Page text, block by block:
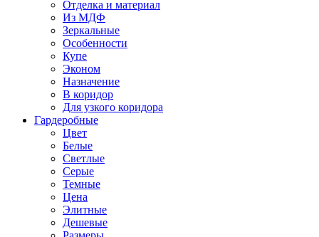
Отделка и материал
Из МДФ
Зеркальные
Особенности
Купе
Эконом
Назначение
В коридор
Для узкого коридора
Гардеробные
Цвет
Белые
Светлые
Серые
Темные
Цена
Элитные
Дешевые